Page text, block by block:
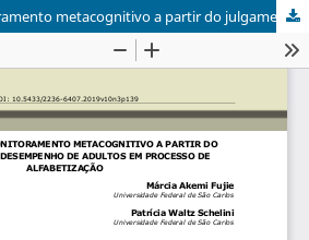
Avaliação de monitoramento metacognitivo a partir do julgamento de desempenho em adultos em processo de alfabetização